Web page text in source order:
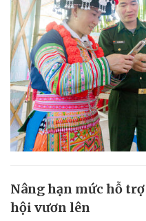
Nâng hạn mức hỗ
hội vươn lên